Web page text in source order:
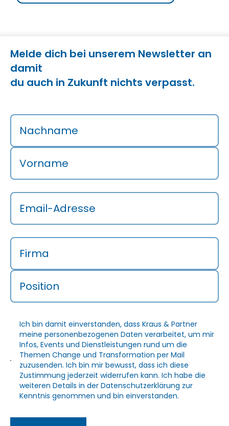
Melde dich bei unserem Newsletter an
damit
du auch in Zukunft nichts verpasst.
Nachname
Vorname
Email-Adresse
Firma
Position
Ich bin damit einverstanden, dass Kraus & Partner
meine personenbezogenen Daten verarbeitet, um mir
Infos, Events und Dienstleistungen rund um die
Themen Change und Transformation per Mail
zuzusenden. Ich bin mir bewusst, dass ich diese
Zustimmung jederzeit widerrufen kann. Ich habe die
weiteren Details in derDatenschutzerklärung zur
Kenntnis genommen und bin einverstanden.